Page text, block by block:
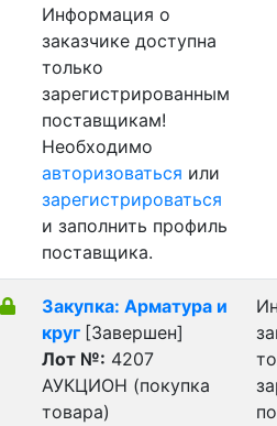
Информация о
заказчике доступна
только
зарегистрированным
поставщикам!
Необходимо
авторизоваться или
зарегистрироваться
и заполнить профиль
поставщика.
Закупка: Арматура и
круг [Завершен]
Лот №: 4207
АУКЦИОН (покупка
товара)